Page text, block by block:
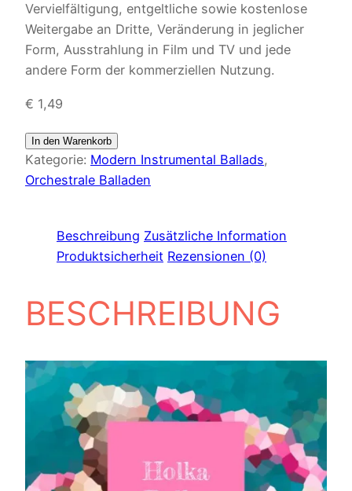
Vervielfältigung, entgeltliche sowie kostenlose
Weitergabe an Dritte, Veränderung in jeglicher
Form, Ausstrahlung in Film und TV und jede
andere Form der kommerziellen Nutzung.
€ 1,49
In den Warenkorb
Kategorie: Modern Instrumental Ballads
Orchestrale Balladen
Beschreibung Zusätzliche Information
Produktsicherheit Rezensionen (0)
BESCHREIBUNG